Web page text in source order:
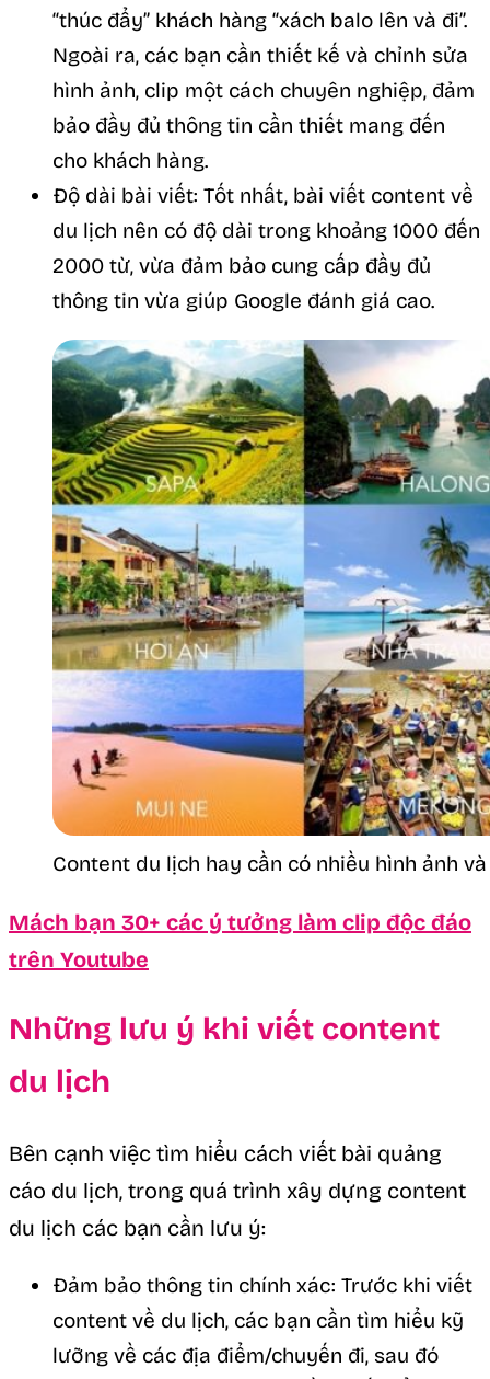
“thúc đẩy” khách hàng “xách balo lên và đi”.
Ngoài ra, các bạn cần thiết kế và chỉnh sửa
hình ảnh, clip một cách chuyên nghiệp, đảm
bảo đầy đủ thông tin cần thiết mang đến
cho khách hàng.
Độ dài bài viết: Tốt nhất, bài viết content về
du lịch nên có độ dài trong khoảng 1000 đến
2000 từ, vừa đảm bảo cung cấp đầy đủ
thông tin vừa giúp Google đánh giá cao.
Content du lịch hay cần có nhiều hình ảnh
Mách bạn 30+ các ý tưởng làm clip độc đáo
trên Youtube
Những lưu ý khi viết content
du lịch
Bên cạnh việc tìm hiểu cách viết bài quảng
cáo du lịch, trong quá trình xây dựng content
du lịch các bạn cần lưu ý:
Đảm bảo thông tin chính xác: Trước khi viết
content về du lịch, các bạn cần tìm hiểu kỹ
lưỡng về các địa điểm/chuyến đi, sau đó